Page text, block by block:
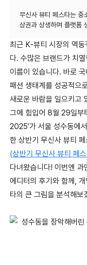
무신사 뷰티 페스타는 중
최근 K-뷰티 시장의 역동
다. 수많은 브랜드가 치
이름이 있습니다. 바로
패션 생태계를 성공적으
새로운 바람을 일으키고
그에 힘입어 8월 29일부
2025'가 서울 성수동에
한 상반기 무신사 뷰티
(상반기 무신사 뷰티 페
다녀왔습니다! 이번엔 과
에디터의 후기와 함께,
타의 큰 그림을 분석해보